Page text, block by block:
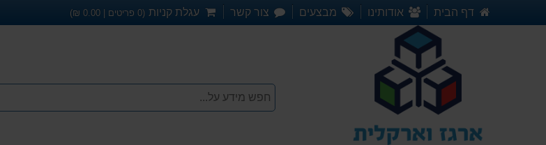
דף הבית אודותינו מבצעים צור קשר עגלת קניות (
0פריטים | 0.00
₪)